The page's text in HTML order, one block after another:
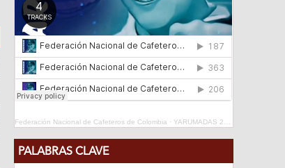
Federación Nacional de Cafeteros de Colombia ·YARUMADAS 2024
PALABRAS CLAVE